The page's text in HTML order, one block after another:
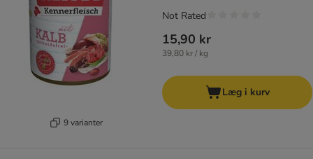
9 varianter
15,90 kr
39,80 kr / kg
Not Rated
Læg i kurv